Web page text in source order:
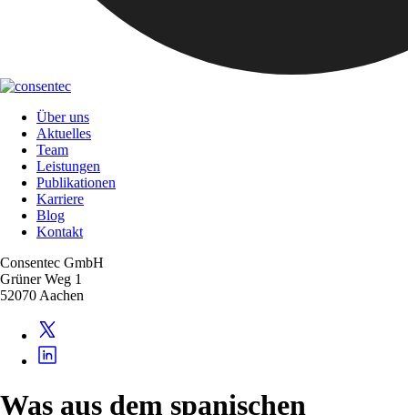
Über uns
Aktuelles
Team
Leistungen
Publikationen
Karriere
Blog
Kontakt
Consentec GmbH
Grüner Weg 1
52070 Aachen
Was aus dem spanischen